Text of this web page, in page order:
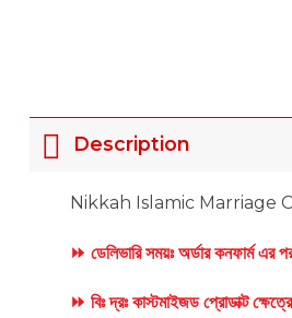
Description
Nikkah Islamic Marriage
⏩ ডেলিভারি সময়ঃ অর্ডার কনফার্ম এর
⏩ বিঃ দ্রঃ কাস্টমাইজড প্রোডাক্ট